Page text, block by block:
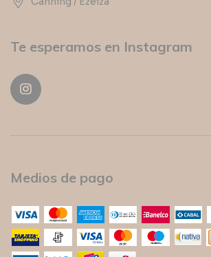
Te esperamos en Instagram
Medios de pago